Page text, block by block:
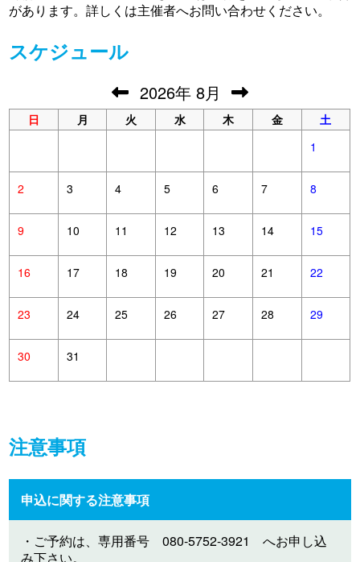
があります。詳しくは主催者へお問い合わせください。
スケジュール
2026年 8月
日 月 火 水 木 金
土
1
2 3 4 5 6 7 8
9 10 11 12 13 14 15
16 17 18 19 20 21 22
23 24 25 26 27 28 29
30 31
注意事項
申込に関する注意事項
・ご予約は、専用番号 080-5752-3921 へお申し込
み下さい。